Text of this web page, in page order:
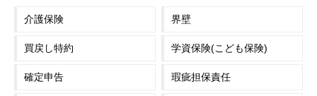
介護保険 界壁
買戻し特約 学資保険(こども保険)
確定申告 瑕疵担保責任